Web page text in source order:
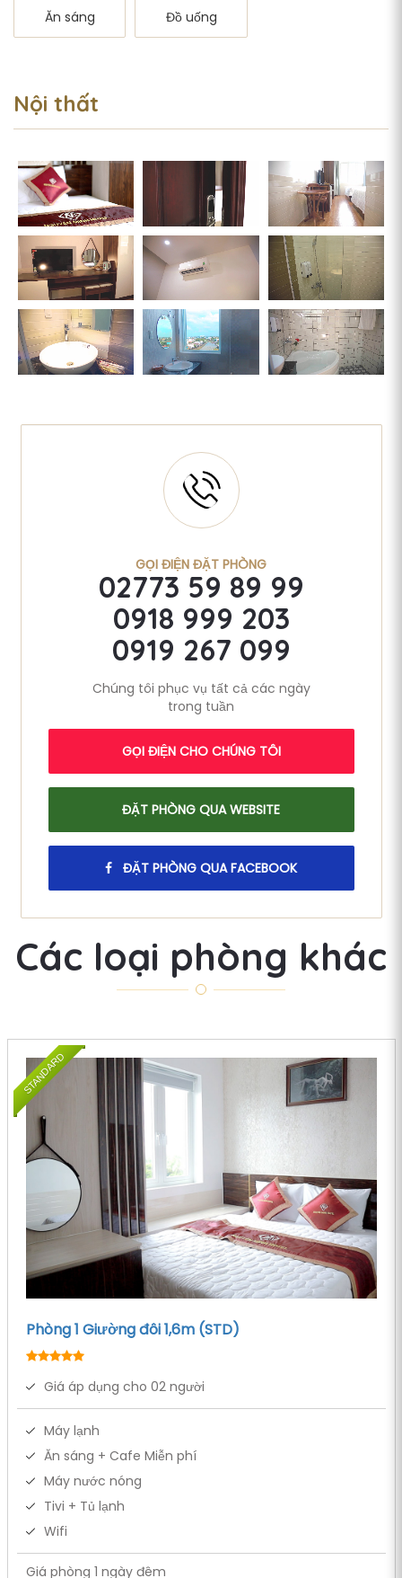
Ăn sáng Đồ uống
Nội thất
GỌI ĐIỆN ĐẶT PHÒNG
02773 59 89 99
0918 999 203
0919 267 099
Chúng tôi phục vụ tất cả các ngày
trong tuần
GỌI ĐIỆN CHO CHÚNG TÔI
ĐẶT PHÒNG QUA WEBSITE
ĐẶT PHÒNG QUA FACEBOOK
Các loại phòng khác
STANDARD
Phòng 1 Giường đôi 1,6m (STD)
Giá áp dụng cho 02 người
Máy lạnh
Ăn sáng + Cafe Miễn phí
Máy nước nóng
Tivi + Tủ lạnh
Wifi
Giá phòng 1 ngày đêm